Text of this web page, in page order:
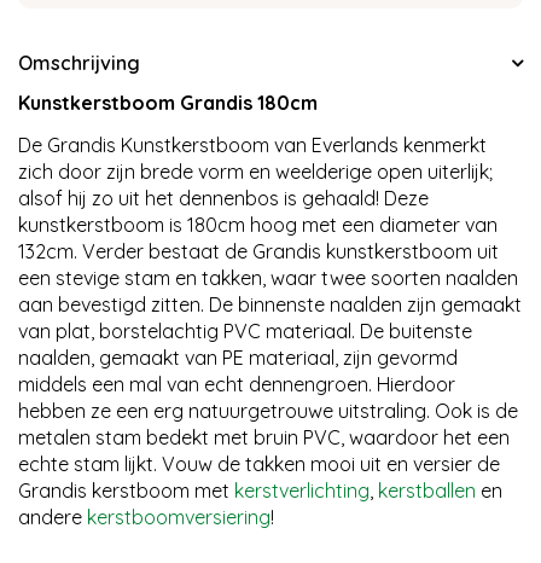
Omschrijving
Kunstkerstboom Grandis 180cm
De Grandis Kunstkerstboom van Everlands kenmerkt
zich door zijn brede vorm en weelderige open uiterlijk;
alsof hij zo uit het dennenbos is gehaald! Deze
kunstkerstboom is 180cm hoog met een diameter van
132cm. Verder bestaat de Grandis kunstkerstboom uit
een stevige stam en takken, waar twee soorten naalden
aan bevestigd zitten. De binnenste naalden zijn gemaakt
van plat, borstelachtig PVC materiaal. De buitenste
naalden, gemaakt van PE materiaal, zijn gevormd
middels een mal van echt dennengroen. Hierdoor
hebben ze een erg natuurgetrouwe uitstraling. Ook is de
metalen stam bedekt met bruin PVC, waardoor het een
echte stam lijkt. Vouw de takken mooi uit en versier de
Grandis kerstboom met kerstverlichting, kerstballen en
andere kerstboomversiering!